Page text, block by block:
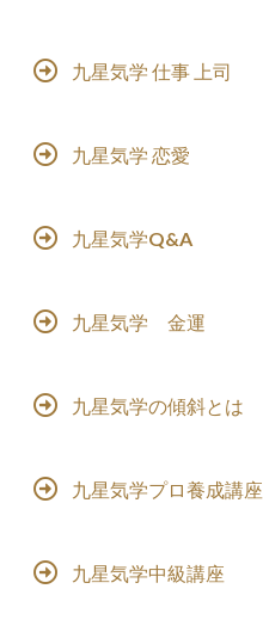
九星気学 仕事 上司
九星気学 恋愛
九星気学Q&A
九星気学 金運
九星気学の傾斜とは
九星気学プロ養成講座
九星気学中級講座